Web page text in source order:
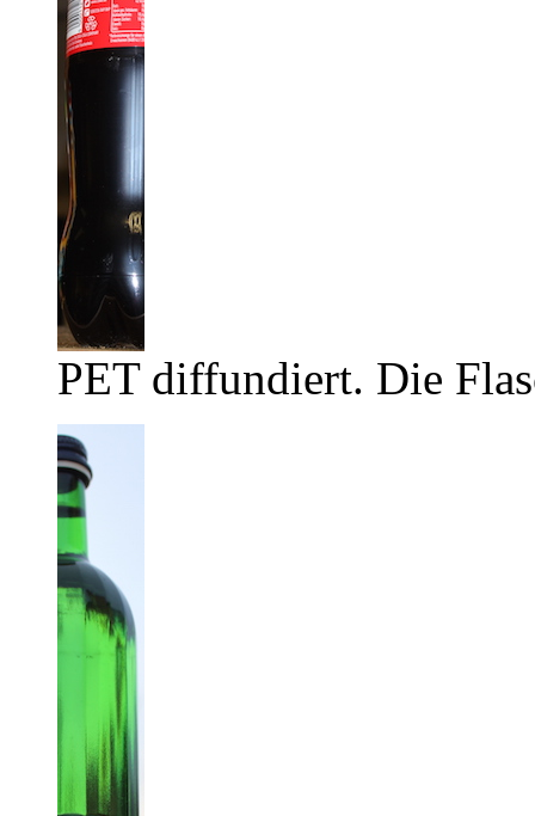
PET diffundiert. Die